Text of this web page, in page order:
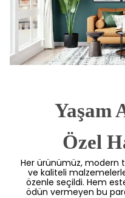
Yaşam
Özel
Her ürünümüz, modern
ve kaliteli
özenle seçildi. Hem
ödün vermeyen bu